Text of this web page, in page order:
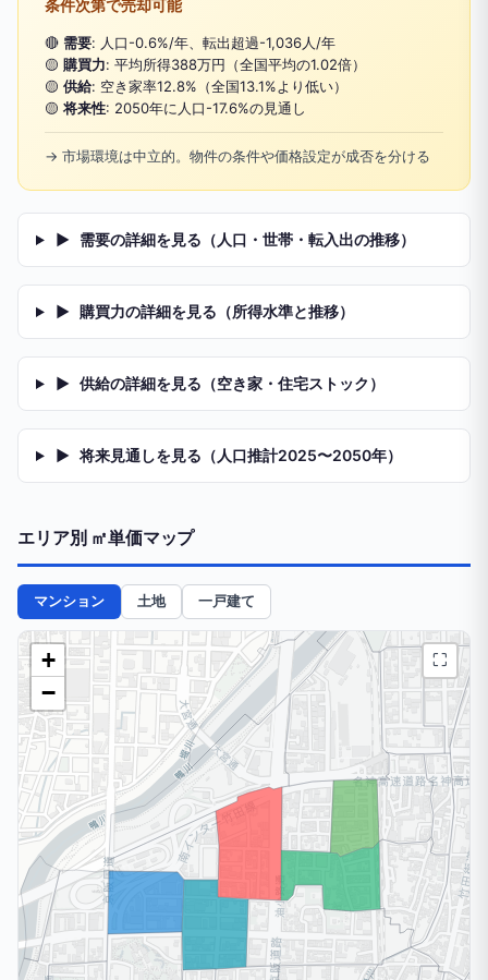
条件次第で売却可能
🔴 需要: 人口-0.6%/年、転出超過-1,036人/年
🟡 購買力: 平均所得388万円（全国平均の1.02倍）
🟡 供給: 空き家率12.8%（全国13.1%より低い）
🟡 将来性: 2050年に人口-17.6%の見通し
→ 市場環境は中立的。物件の条件や価格設定が成否を分ける
▶ 需要の詳細を見る（人口・世帯・転入出の推移）
▶ 購買力の詳細を見る（所得水準と推移）
▶ 供給の詳細を見る（空き家・住宅ストック）
▶ 将来見通しを見る（人口推計2025〜2050年）
エリア別 ㎡単価マップ
マンション 土地 一戸建て
+
−
⛶